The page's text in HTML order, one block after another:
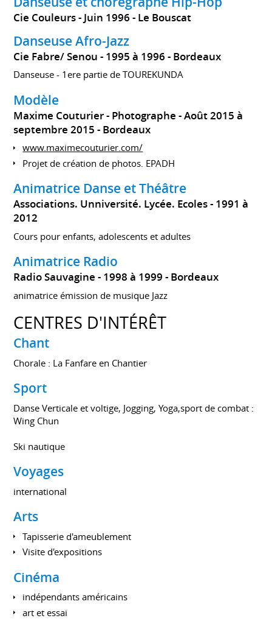
Cie Couleurs Juin 1996 Le Bouscat
Danseuse Afro-Jazz
Cie Fabre/ Senou 1995 à 1996 Bordeaux
Danseuse - 1ere partie de TOUREKUNDA
Modèle
Maxime Couturier - Photographe
Août 2015 à
septembre 2015 Bordeaux
www.maximecouturier.com/
Projet de création de photos. EPADH
Animatrice Danse et Théâtre
Associations. Unniversité. Lycée. Ecoles
1991 à
2012
Cours pour enfants, adolescents et adultes
Animatrice Radio
Radio Sauvagine 1998 à 1999 Bordeaux
animatrice émission de musique Jazz
CENTRES D'INTÉRÊT
Chant
Chorale : La Fanfare en Chantier
Sport
Danse Verticale et voltige, Jogging, Yoga,sport de combat :
Wing Chun
Ski nautique
Voyages
international
Arts
Tapisserie d'ameublement
Visite d'expositions
Cinéma
indépendants américains
art et essai